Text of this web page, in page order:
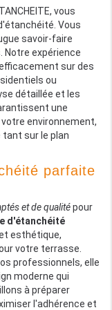
vous
Vous
savoir-faire
Notre expérience
sur des
ou
détaillée et les
une
environnement,
sur le plan
parfaite
et de qualitépour
d'étanchéité
esthétique,
votre terrasse.
professionnels, elle
moderne qui
à préparer
l'adhérence et